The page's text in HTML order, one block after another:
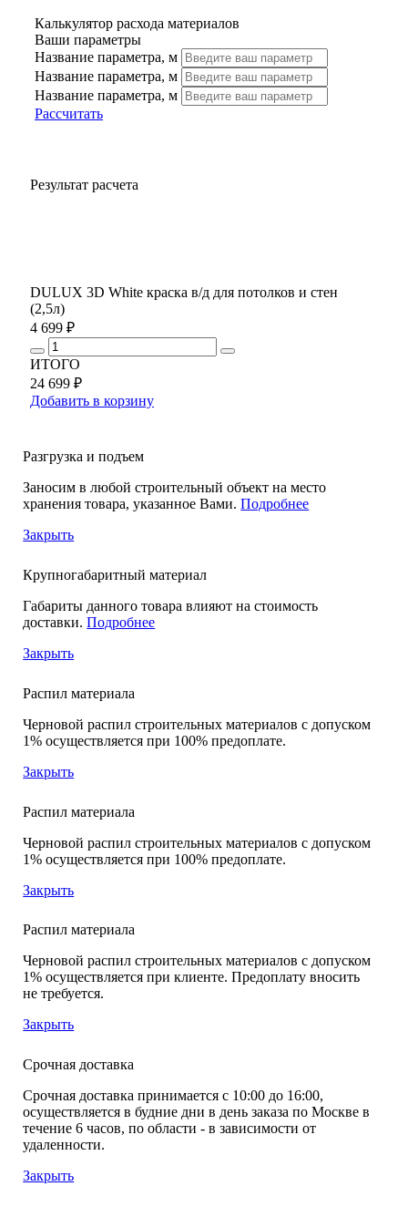
Калькулятор расхода материалов
Ваши параметры
Название параметра, м
Название параметра, м
Название параметра, м
Рассчитать
Результат расчета
DULUX 3D White краска в/д для потолков и стен
(2,5л)
4 699 ₽
ИТОГО
24 699 ₽
Добавить в корзину
Разгрузка и подъем
Заносим в любой строительный объект на место
хранения товара, указанное Вами.Подробнее
Закрыть
Крупногабаритный материал
Габариты данного товара влияют на стоимость
доставки.Подробнее
Закрыть
Распил материала
Черновой распил строительных материалов с допуском
1% осуществляется при 100% предоплате.
Закрыть
Распил материала
Черновой распил строительных материалов с допуском
1% осуществляется при 100% предоплате.
Закрыть
Распил материала
Черновой распил строительных материалов с допуском
1% осуществляется при клиенте. Предоплату вносить
не требуется.
Закрыть
Срочная доставка
Срочная доставка принимается с 10:00 до 16:00,
осуществляется в будние дни в день заказа по Москве в
течение 6 часов, по области - в зависимости от
удаленности.
Закрыть